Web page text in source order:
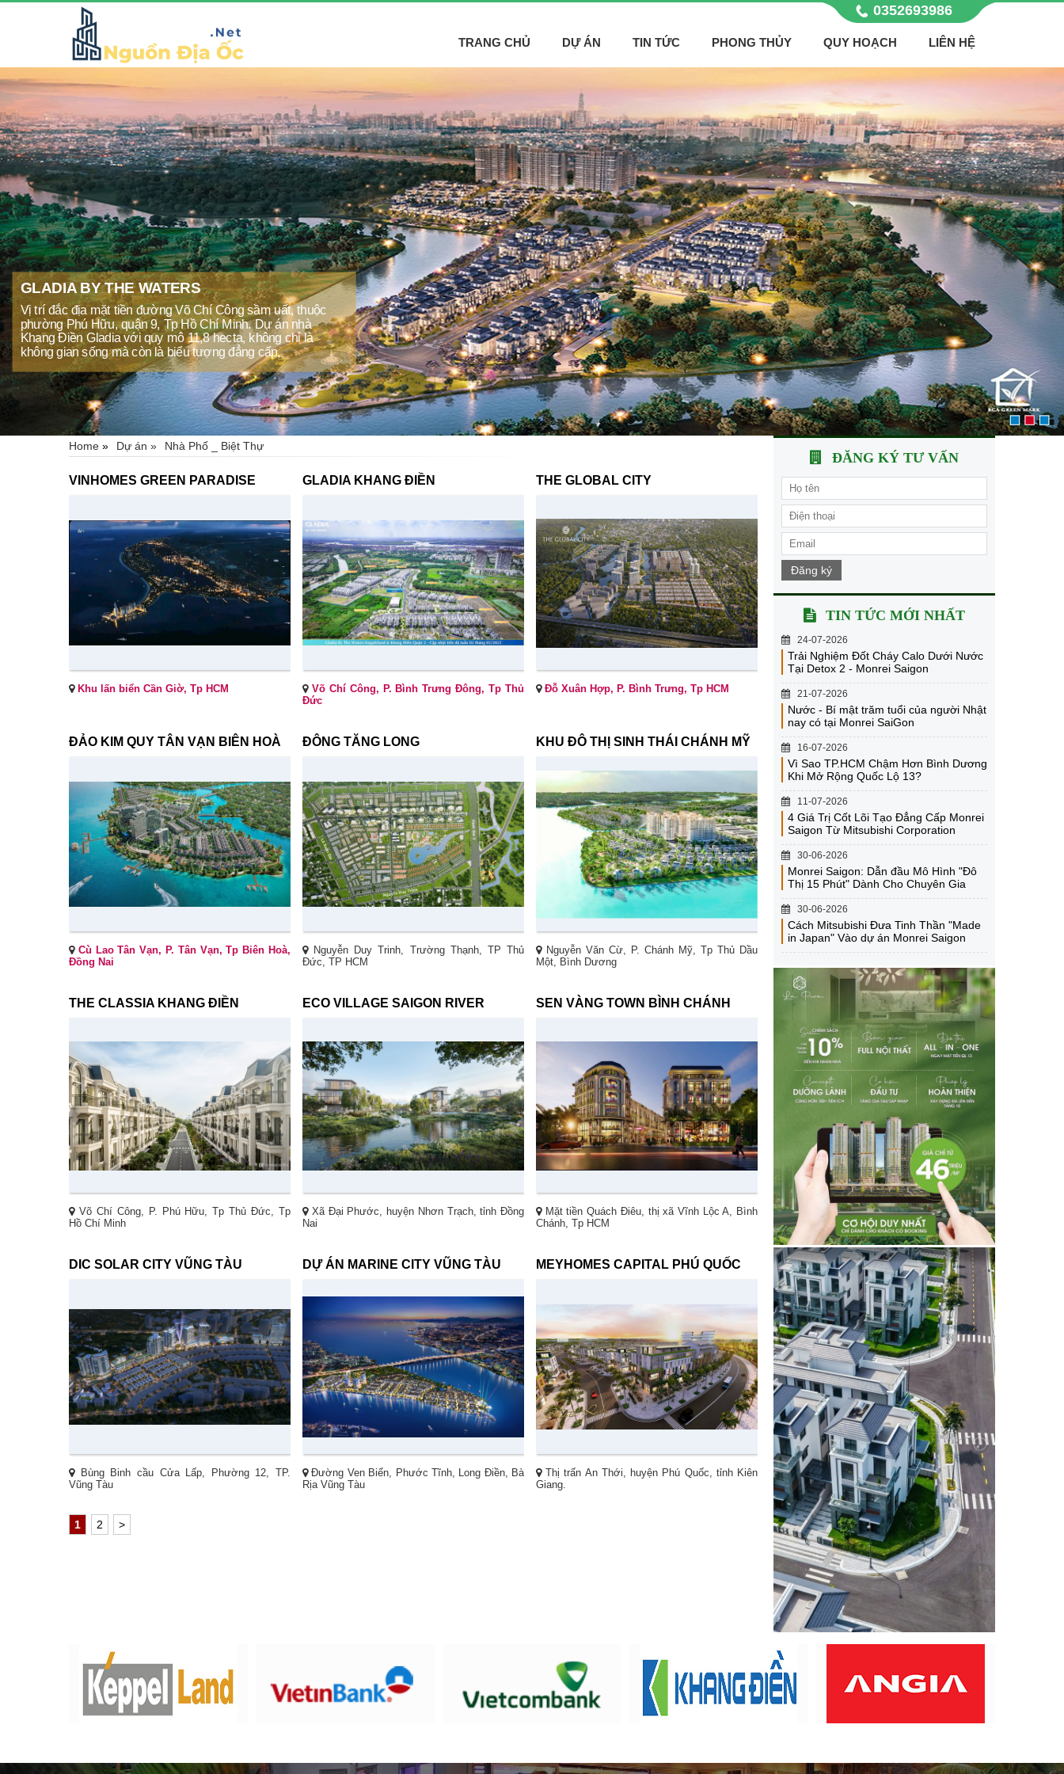
0352693986
TRANG CHỦ DỰ ÁN TIN TỨC PHONG THỦY QUY HOẠCH LIÊN HỆ
GLADIA BY THE WATERS
Vị trí đắc địa mặt tiền đường Võ Chí Công sầm uất, thuộc
phường Phú Hữu, quận 9, Tp Hồ Chí Minh. Dự án nhà
Khang Điền Gladia với quy mô 11,8 hecta, không chỉ là
không gian sống mà còn là biểu tượng đẳng cấp,
Home » Dự án » Nhà Phố _ Biệt Thự
VINHOMES GREEN PARADISE
Khu lấn biển Cần Giờ, Tp HCM
GLADIA KHANG ĐIỀN
Võ Chí Công, P. Bình Trưng Đông, Tp Thủ
Đức
THE GLOBAL CITY
Đỗ Xuân Hợp, P. Bình Trưng, Tp HCM
ĐẢO KIM QUY TÂN VẠN BIÊN HOÀ
Cù Lao Tân Vạn, P. Tân Vạn, Tp Biên Hoà,
Đồng Nai
ĐÔNG TĂNG LONG
Nguyễn Duy Trinh, Trường Thạnh, TP Thủ
Đức, TP HCM
KHU ĐÔ THỊ SINH THÁI CHÁNH MỸ
Nguyễn Văn Cừ, P. Chánh Mỹ, Tp Thủ Dầu
Một, Bình Dương
THE CLASSIA KHANG ĐIỀN
Võ Chí Công, P. Phú Hữu, Tp Thủ Đức, Tp
Hồ Chí Minh
ECO VILLAGE SAIGON RIVER
Xã Đại Phước, huyện Nhơn Trạch, tỉnh Đồng
Nai
SEN VÀNG TOWN BÌNH CHÁNH
Mặt tiền Quách Điêu, thị xã Vĩnh Lộc A, Bình
Chánh, Tp HCM
DIC SOLAR CITY VŨNG TÀU
Bùng Binh cầu Cửa Lấp, Phường 12, TP.
Vũng Tàu
DỰ ÁN MARINE CITY VŨNG TÀU
Đường Ven Biển, Phước Tĩnh, Long Điền, Bà
Rịa Vũng Tàu
MEYHOMES CAPITAL PHÚ QUỐC
Thị trấn An Thới, huyện Phú Quốc, tỉnh Kiên
Giang.
1 2 >
ĐĂNG KÝ TƯ VẤN
Đăng ký
TIN TỨC MỚI NHẤT
24-07-2026
Trải Nghiệm Đốt Cháy Calo Dưới Nước
Tại Detox 2 - Monrei Saigon
21-07-2026
Nước - Bí mật trăm tuổi của người Nhật
nay có tại Monrei SaiGon
16-07-2026
Vì Sao TP.HCM Chậm Hơn Bình Dương
Khi Mở Rộng Quốc Lộ 13?
11-07-2026
4 Giá Trị Cốt Lõi Tạo Đẳng Cấp Monrei
Saigon Từ Mitsubishi Corporation
30-06-2026
Monrei Saigon: Dẫn đầu Mô Hình "Đô
Thị 15 Phút" Dành Cho Chuyên Gia
30-06-2026
Cách Mitsubishi Đưa Tinh Thần "Made
in Japan" Vào dự án Monrei Saigon